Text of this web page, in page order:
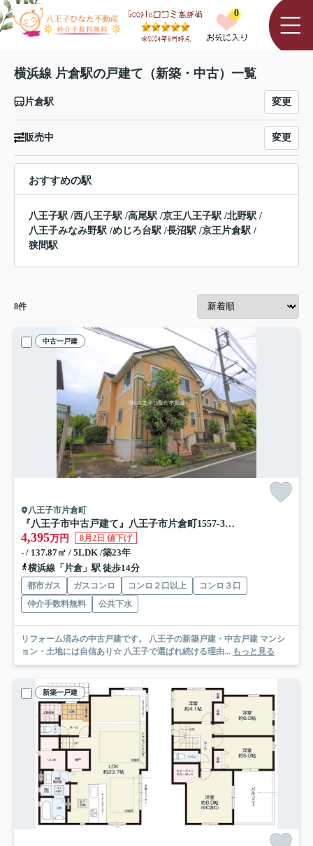
0
横浜線 片倉駅の戸建て（新築・中古）一覧
片倉駅 変更
販売中 変更
おすすめの駅
八王子駅 /西八王子駅 /高尾駅 /京王八王子駅 /北野駅 /
八王子みなみ野駅 /めじろ台駅 /長沼駅 /京王片倉駅 /
狭間駅
8件
中古一戸建
八王子市片倉町
『八王子市中古戸建て』八王子市片倉町1557-34【仲介手数料無料】 八王子市片倉町
4,395万円 8月2日 値下げ
- / 137.87㎡ / 5LDK /築23年
横浜線「片倉」駅 徒歩14分
都市ガス ガスコンロ コンロ２口以上
コンロ３口
仲介手数料無料
公共下水
リフォーム済みの中古戸建です。 八王子の新築戸建・中古戸建 マンシ
ョン・土地には自信あり☆ 八王子で選ばれ続ける理由... もっと見る
新築一戸建